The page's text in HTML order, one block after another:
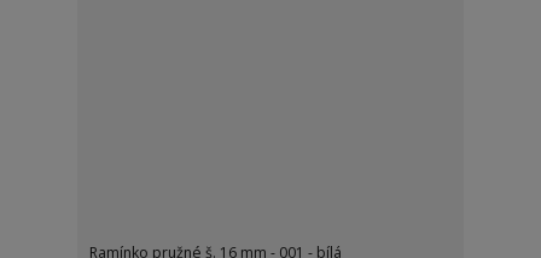
Ramínko pružné š. 16 mm - 001 - bílá